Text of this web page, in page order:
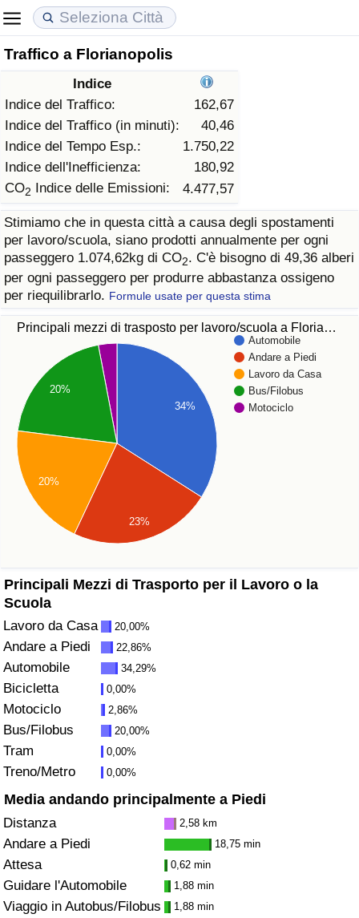
Traffico a Florianopolis
Indice
Indice del Traffico:
162,67
Indice del Traffico (in minuti):
40,46
Indice del Tempo Esp.:
1.750,22
Indice dell'Inefficienza:
180,92
CO2 Indice delle Emissioni: 4.477,57
Stimiamo che in questa città a causa degli spostamenti
per lavoro/scuola, siano prodotti annualmente per ogni
passeggero 1.074,62kg di CO2. C'è bisogno di 49,36 alberi
per ogni passeggero per produrre abbastanza ossigeno
per riequilibrarlo. Formule usate per questa stima
Principali mezzi di trasposto per lavoro/scuola a Floria…
Automobile
Andare a Piedi
Lavoro da Casa
Bus/Filobus
Motociclo
34%
20%
20%
23%
Principali Mezzi di Trasporto per il Lavoro o la
Scuola
Lavoro da Casa 20,00%
Andare a Piedi 22,86%
Automobile 34,29%
Bicicletta 0,00%
Motociclo 2,86%
Bus/Filobus 20,00%
Tram 0,00%
Treno/Metro 0,00%
Media andando principalmente a Piedi
Distanza 2,58 km
Andare a Piedi 18,75 min
Attesa 0,62 min
Guidare l'Automobile 1,88 min
Viaggio in Autobus/Filobus 1,88 min
Costo della vita
Indice Del Costo Della Vita (corrente)
Indice Del Costo Della Vita
Indice del Costo della Vita per Nazione
ad Aqaba
Prezzi degli immobili
Indice del Prezzo delle Case (Corrente)
Indice del Prezzo delle Case
Indice del Prezzo delle Case per Nazione
Qualità della Vita
Indice della Qualità della Vita
Indice della Qualità della Vita (Corrente)
Indice della qualità della vita per Paese
Criminalità
Indice del Tasso di Criminalità (Corrente)
Indice della Criminalità
Indice di criminalità per paese
Assistenza Sanitaria
Indice dell’Assistenza Sanitaria (Corrente)
Indice dell’Assistenza Sanitaria
Indice dell’Assistenza Sanitaria per Nazione
Indice dell’Inquinamento (Corrente)
Indice di inquinamento
Indice dell’Inquinamento per Nazione
Traffico
Indice del Traffico
Indice del traffico (Corrente)
Indice del traffico per Nazione